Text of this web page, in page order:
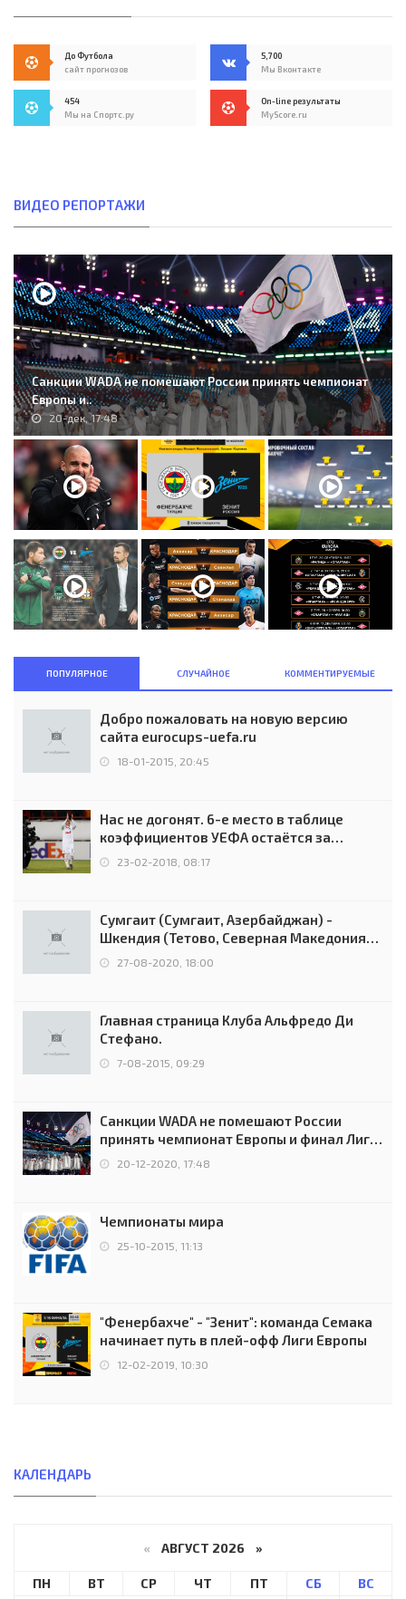
До Футбола
сайт прогнозов
5,700
Мы Вконтакте
454
Мы на Спортс.ру
On-line результаты
MyScore.ru
ВИДЕО РЕПОРТАЖИ
Санкции WADA не помешают России принять чемпионат
Европы и..
20-дек, 17:48
ПОПУЛЯРНОЕ СЛУЧАЙНОЕ КОММЕНТИРУЕМЫЕ
Добро пожаловать на новую версию
сайта eurocups-uefa.ru
18-01-2015, 20:45
Нас не догонят. 6-е место в таблице
коэффициентов УЕФА остаётся за
Россией
23-02-2018, 08:17
Сумгаит (Сумгаит, Азербайджан) -
Шкендия (Тетово, Северная Македония) -
0:2 (0:0)
27-08-2020, 18:00
Главная страница Клуба Альфредо Ди
Стефано.
7-08-2015, 09:29
Санкции WADA не помешают России
принять чемпионат Европы и финал Лиги
чемпионов.
20-12-2020, 17:48
Чемпионаты мира
25-10-2015, 11:13
"Фенербахче" - "Зенит": команда Семака
начинает путь в плей-офф Лиги Европы
12-02-2019, 10:30
КАЛЕНДАРЬ
« АВГУСТ 2026 »
ПН ВТ СР ЧТ ПТ СБ
ВС